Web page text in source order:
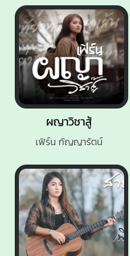
ผญาวิชาสู้
เฟิร์น กัญญารัตน์